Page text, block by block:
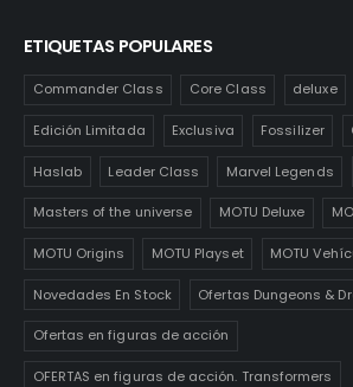
ETIQUETAS POPULARES
Commander Class Core Class deluxe
Edición Limitada Exclusiva Fossilizer
Haslab Leader Class Marvel Legends
Masters of the universe MOTU Deluxe
MOTU Origins MOTU Playset MOTU
Novedades En Stock Ofertas Dungeons &
Ofertas en figuras de acción
OFERTAS en figuras de acción. Transformers